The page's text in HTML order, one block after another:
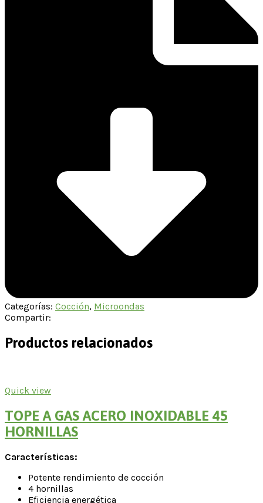
Categorías: Cocción, Microondas
Compartir:
Productos relacionados
Quick view
TOPE A GAS ACERO INOXIDABLE 45
HORNILLAS
Características:
Potente rendimiento de cocción
4 hornillas
Eficiencia energética